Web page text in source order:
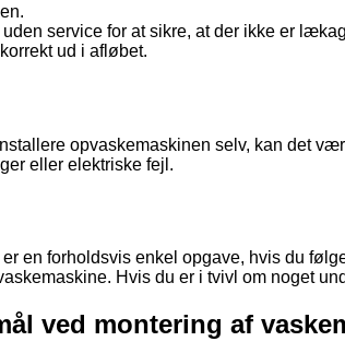
service for at sikre, at der ikke er
ud i afløbet.
opvaskemaskinen selv, kan det
eller elektriske fejl.
en forholdsvis enkel opgave, hvis du
Hvis du er i tvivl om noget
ved montering af